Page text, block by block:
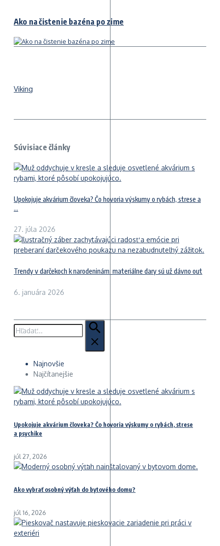
Ako na čistenie bazéna po zime
Viking
Súvisiace články
Upokojuje akvárium človeka? Čo hovoria výskumy o rybách, strese a
...
27. júla 2026
Trendy v darčekoch k narodeninám: materiálne dary sú už dávno out
6. januára 2026
Hľadať:
Najnovšie
Najčítanejšie
Upokojuje akvárium človeka? Čo hovoria výskumy o rybách, strese
a psychike
júl 27, 2026
Ako vybrať osobný výťah do bytového domu?
júl 16, 2026